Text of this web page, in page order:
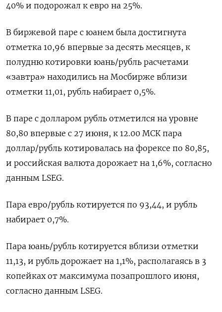
40% и подорожал к евро на 25%.
В биржевой паре с юанем была достигнута
отметка 10,96 впервые за десять месяцев, к
полудню котировки юань/рубль расчетами
«завтра» находились на Мосбирже вблизи
отметки 11,01, рубль набирает 0,5%.
В паре с долларом рубль отметился на уровне
80,80 впервые с 27 июня, к 12.00 МСК пара
доллар/рубль котировалась на форексе по 80,85,
и российская валюта дорожает на 1,6%, согласно
данным LSEG.
Пара евро/рубль котируется по 93,44, и рубль
набирает 0,7%.
Пара юань/рубль котируется вблизи отметки
11,13, и рубль дорожает на 1,1%, располагаясь в 3
копейках от максимума позапрошлого июня,
согласно данным LSEG.